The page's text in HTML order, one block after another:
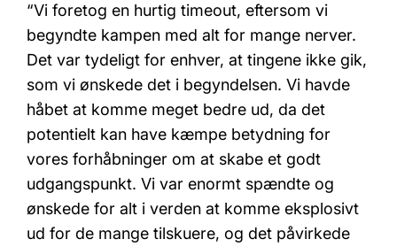
“Vi foretog en hurtig timeout, eftersom vi
begyndte kampen med alt for mange nerver.
Det var tydeligt for enhver, at tingene ikke gik,
som vi ønskede det i begyndelsen. Vi havde
håbet at komme meget bedre ud, da det
potentielt kan have kæmpe betydning for
vores forhåbninger om at skabe et godt
udgangspunkt. Vi var enormt spændte og
ønskede for alt i verden at komme eksplosivt
ud for de mange tilskuere, og det påvirkede